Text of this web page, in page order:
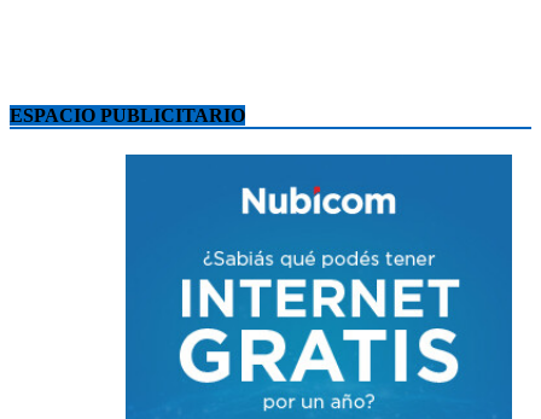
ESPACIO PUBLICITARIO